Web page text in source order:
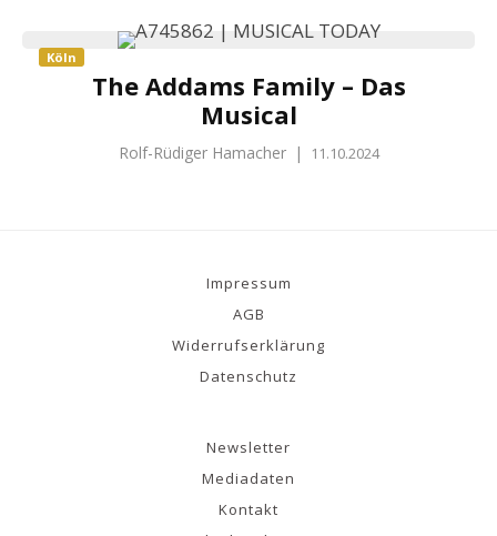
Köln
The Addams Family – Das
Musical
Rolf-Rüdiger Hamacher | 11.10.2024
Impressum
AGB
Widerrufserklärung
Datenschutz
Newsletter
Mediadaten
Kontakt